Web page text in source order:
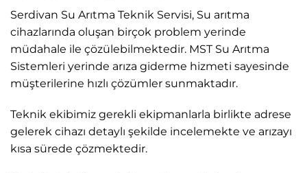
Serdivan Su Arıtma Teknik Servisi, Su arıtma
cihazlarında oluşan birçok problem yerinde
müdahale ile çözülebilmektedir. MST Su Arıtma
Sistemleri yerinde arıza giderme hizmeti sayesinde
müşterilerine hızlı çözümler sunmaktadır.
Teknik ekibimiz gerekli ekipmanlarla birlikte adrese
gelerek cihazı detaylı şekilde incelemekte ve arızayı
kısa sürede çözmektedir.